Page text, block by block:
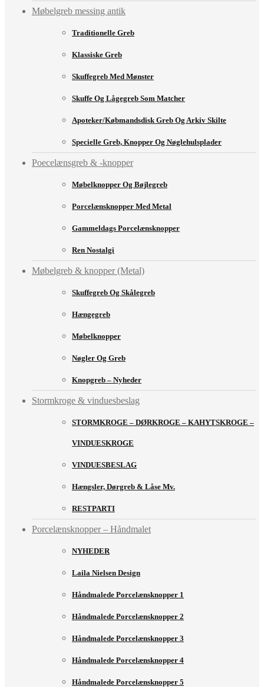
Møbelgreb messing antik
Traditionelle Greb
Klassiske Greb
Skuffegreb Med Mønster
Skuffe Og Lågegreb Som Matcher
Apoteker/købmandsdisk Greb Og Arkiv Skilte
Specielle Greb, Knopper Og Nøglehulsplader
Poecelænsgreb & -knopper
Møbelknopper Og Bøjlegreb
Porcelænsknopper Med Metal
Gammeldags Porcelænsknopper
Ren Nostalgi
Møbelgreb & knopper (Metal)
Skuffegreb Og Skålegreb
Hængegreb
Møbelknopper
Nøgler Og Greb
Knopgreb – Nyheder
Stormkroge & vinduesbeslag
STORMKROGE – DØRKROGE – KAHYTSKROGE –
VINDUESKROGE
VINDUESBESLAG
Hængsler, Dørgreb & Låse Mv.
RESTPARTI
Porcelænsknopper – Håndmalet
NYHEDER
Laila Nielsen Design
Håndmalede Porcelænsknopper 1
Håndmalede Porcelænsknopper 2
Håndmalede Porcelænsknopper 3
Håndmalede Porcelænsknopper 4
Håndmalede Porcelænsknopper 5